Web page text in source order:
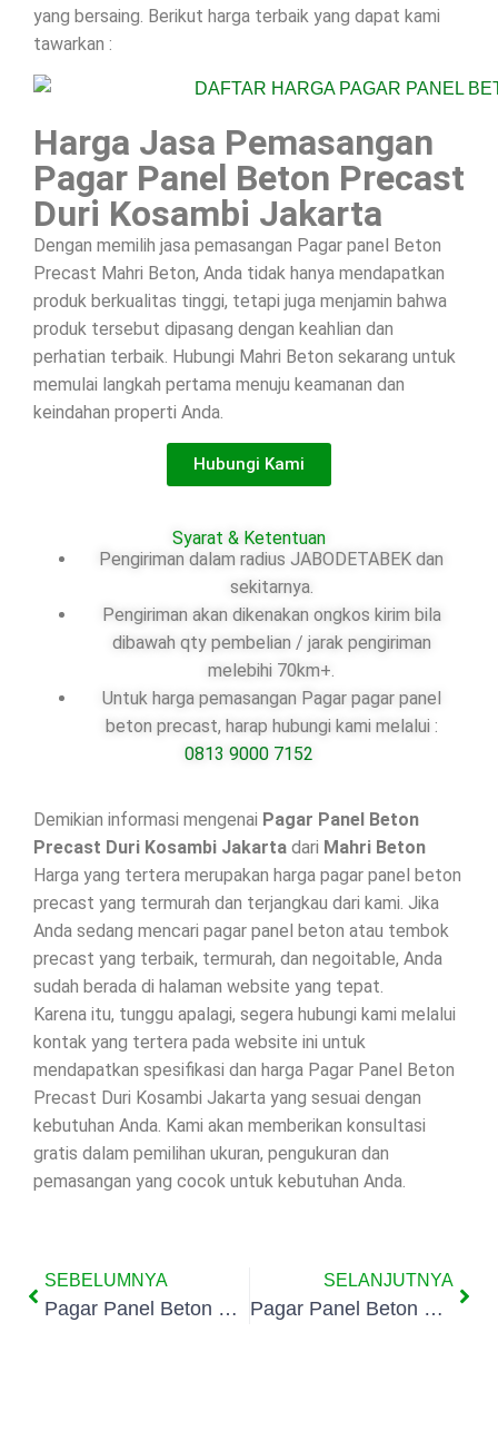
yang bersaing. Berikut harga terbaik yang dapat kami
tawarkan :
Harga Jasa Pemasangan
Pagar Panel Beton Precast
Duri Kosambi Jakarta
Dengan memilih jasa pemasangan Pagar panel Beton
Precast Mahri Beton, Anda tidak hanya mendapatkan
produk berkualitas tinggi, tetapi juga menjamin bahwa
produk tersebut dipasang dengan keahlian dan
perhatian terbaik. Hubungi Mahri Beton sekarang untuk
memulai langkah pertama menuju keamanan dan
keindahan properti Anda.
Hubungi Kami
Syarat & Ketentuan
Pengiriman dalam radius JABODETABEK dan
sekitarnya.
Pengiriman akan dikenakan ongkos kirim bila
dibawah qty pembelian / jarak pengiriman
melebihi 70km+.
Untuk harga pemasangan Pagar pagar panel
beton precast, harap hubungi kami melalui :
0813 9000 7152
Demikian informasi mengenai Pagar Panel Beton
Precast Duri Kosambi Jakarta dari Mahri Beton
Harga yang tertera merupakan harga pagar panel beton
precast yang termurah dan terjangkau dari kami. Jika
Anda sedang mencari pagar panel beton atau tembok
precast yang terbaik, termurah, dan negoitable, Anda
sudah berada di halaman website yang tepat.
Karena itu, tunggu apalagi, segera hubungi kami melalui
kontak yang tertera pada website ini untuk
mendapatkan spesifikasi dan harga Pagar Panel Beton
Precast Duri Kosambi Jakarta yang sesuai dengan
kebutuhan Anda. Kami akan memberikan konsultasi
gratis dalam pemilihan ukuran, pengukuran dan
pemasangan yang cocok untuk kebutuhan Anda.
SEBELUMNYA
Pagar Panel Beton Precast Cengkareng Timur Jakarta
SELANJUTNYA
Pagar Panel Beton Precast Kapuk Jakarta